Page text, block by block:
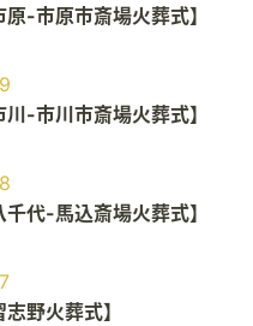
原-市原市斎場火葬式】
川-市川市斎場火葬式】
千代-馬込斎場火葬式】
志野火葬式】